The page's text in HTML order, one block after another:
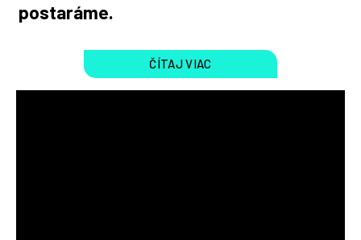
postaráme.
ČÍTAJ VIAC
HĽADAŤ